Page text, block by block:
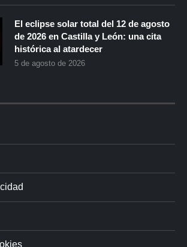
El eclipse solar total del 12 de agosto
de 2026 en Castilla y León: una cita
histórica al atardecer
5 de agosto de 2026